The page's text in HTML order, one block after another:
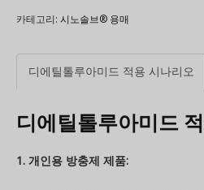
카테고리: 시노솔브® 용매
디에틸톨루아미드 적용 시나리오
디에틸톨루아미드
1. 개인용 방충제 제품: